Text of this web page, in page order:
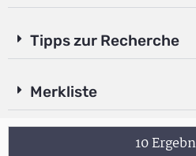
Tipps zur Recherche
Merkliste
10